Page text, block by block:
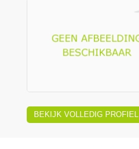
BEKIJK VOLLEDIG PROFIEL